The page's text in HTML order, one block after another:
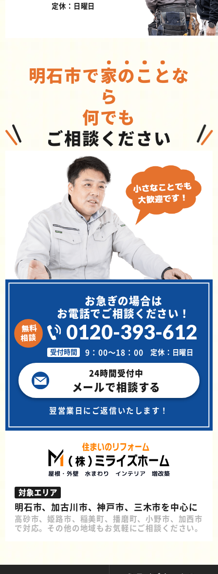
定休：日曜日
明石市で家のこ とな
ら
何でも
ご相談ください
お急ぎの場合は
お電話でご相談ください！
0120-393-612
受付時間 9：00～18：00 定休：日曜日
24時間受付中
メールで相談する
翌営業日にご返信いたします！
対象エリア
明石市、加古川市、神戸市、三木市を中心に
高砂市、姫路市、稲美町、播磨町、小野市、加西市
で対応。その他の地域もお気軽にご相談ください。